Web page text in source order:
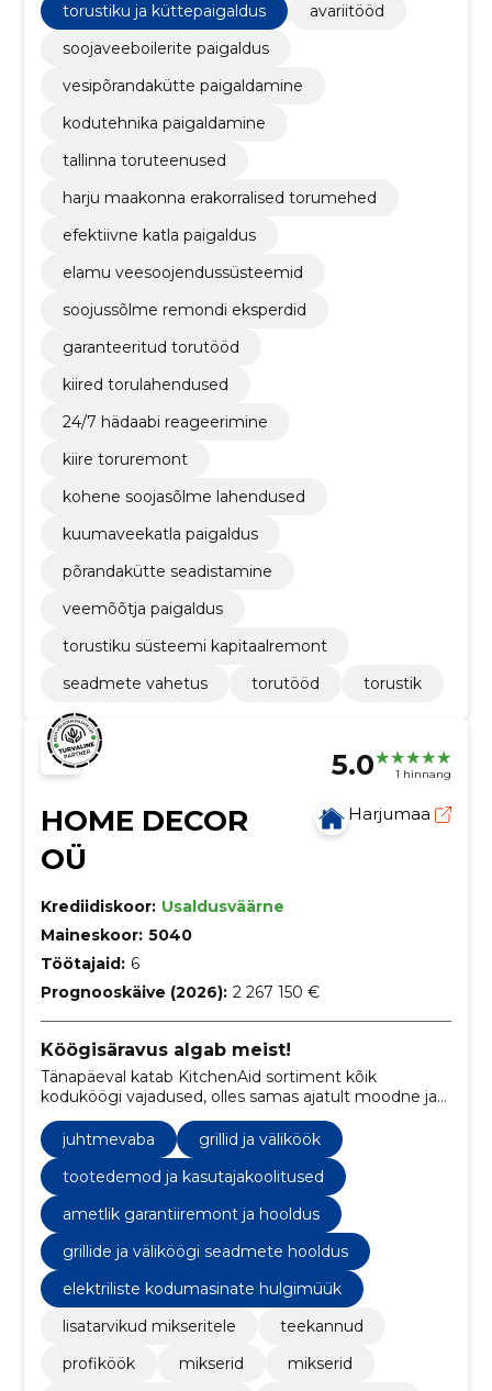
torustiku ja küttepaigaldus
avariitööd
soojaveeboilerite paigaldus
vesipõrandakütte paigaldamine
kodutehnika paigaldamine
tallinna toruteenused
harju maakonna erakorralised torumehed
efektiivne katla paigaldus
elamu veesoojendussüsteemid
soojussõlme remondi eksperdid
garanteeritud torutööd
kiired torulahendused
24/7 hädaabi reageerimine
kiire toruremont
kohene soojasõlme lahendused
kuumaveekatla paigaldus
põrandakütte seadistamine
veemõõtja paigaldus
torustiku süsteemi kapitaalremont
seadmete vahetus
torutööd torustik
5.0 1 hinnang
HOME DECOR
OÜ
Harjumaa
Krediidiskoor: Usaldusväärne
Maineskoor: 5040
Töötajaid: 6
Prognooskäive (2026): 2 267 150 €
Köögisäravus algab meist!
Tänapäeval katab KitchenAid sortiment kõik
koduköögi vajadused, olles samas ajatult moodne ja
funktsionaalne disainielement Teie köögis.
juhtmevaba
grillid ja väliköök
tootedemod ja kasutajakoolitused
ametlik garantiiremont ja hooldus
grillide ja väliköögi seadmete hooldus
elektriliste kodumasinate hulgimüük
lisatarvikud mikseritele
teekannud
profiköök
mikserid
mikserid